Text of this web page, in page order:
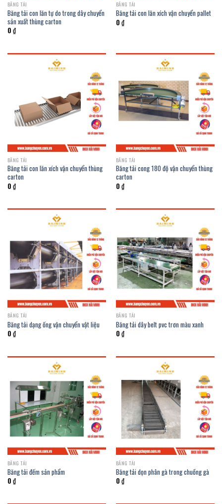
BĂNG TẢI
Băng tải con lăn tự do trong dây chuyển
sản xuất thùng carton
0 ₫
BĂNG TẢI
Băng tải con lăn xích vận chuyển pallet
0 ₫
BĂNG TẢI
Băng tải con lăn xích vận chuyển thùng
carton
0 ₫
BĂNG TẢI
Băng tải cong 180 độ vận chuyển thùng
carton
0 ₫
BĂNG TẢI
Băng tải dạng ống vận chuyển vật liệu
0 ₫
BĂNG TẢI
Băng tải dây belt pvc trơn màu xanh
0 ₫
BĂNG TẢI
Băng tải đếm sản phẩm
0 ₫
BĂNG TẢI
Băng tải dọn phân gà trong chuồng gà
0 ₫